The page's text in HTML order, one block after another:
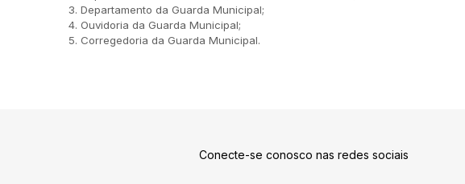
Departamento da Guarda Municipal;
Ouvidoria da Guarda Municipal;
Corregedoria da Guarda Municipal.
Conecte-se conosco nas redes sociais